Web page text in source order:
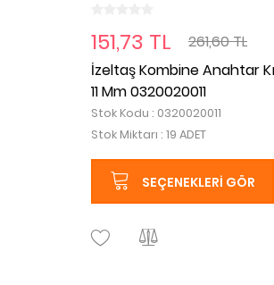
151,73 TL
261,60 TL
İzeltaş Kombine Anahtar
11 Mm 0320020011
Stok Kodu : 0320020011
Stok Miktarı : 19 ADET
SEÇENEKLERI GÖR